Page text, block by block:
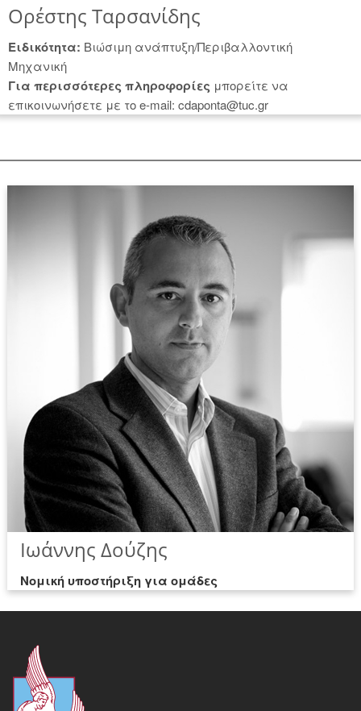
Ορέστης Ταρσανίδης
Ειδικότητα: Βιώσιμη ανάπτυξη/Περιβαλλοντική
Μηχανική
Για περισσότερες πληροφορίες μπορείτε να
επικοινωνήσετε με το e-mail: cdaponta@tuc.gr
Ιωάννης Δούζης
Νομική υποστήριξη για ομάδες